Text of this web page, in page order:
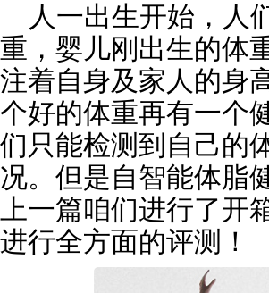
人一出生开始，人
重，婴儿刚出生的体
注着自身及家人的身
个好的体重再有一个
们只能检测到自己的
况。但是自智能体脂
上一篇咱们进行了开
进行全方面的评测！